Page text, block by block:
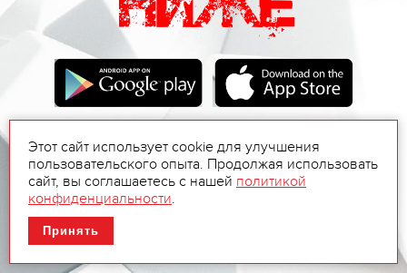
Этот сайт использует cookie для улучшения
пользовательского опыта. Продолжая использовать
сайт, вы соглашаетесь с нашей политикой
конфиденциальности.
Принять